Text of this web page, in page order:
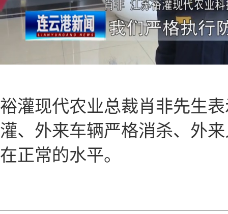
裕灌现代农业总裁肖非先生
灌、外来车辆严格消杀、外
在正常的水平。